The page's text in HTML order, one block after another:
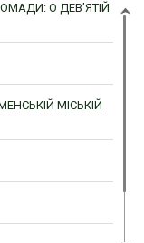
О ДЕВ’ЯТІЙ
МІСЬКІЙ